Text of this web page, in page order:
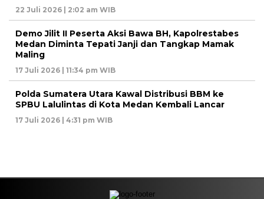
22 Juli 2026 | 2:02 am WIB
Demo Jilit II Peserta Aksi Bawa BH, Kapolrestabes
Medan Diminta Tepati Janji dan Tangkap Mamak
Maling
17 Juli 2026 | 11:34 pm WIB
Polda Sumatera Utara Kawal Distribusi BBM ke
SPBU Lalulintas di Kota Medan Kembali Lancar
17 Juli 2026 | 4:31 pm WIB